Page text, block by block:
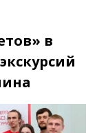
в